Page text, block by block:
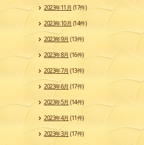
2023年11月 (17件)
2023年10月 (14件)
2023年9月 (13件)
2023年8月 (16件)
2023年7月 (13件)
2023年6月 (17件)
2023年5月 (14件)
2023年4月 (11件)
2023年3月 (17件)